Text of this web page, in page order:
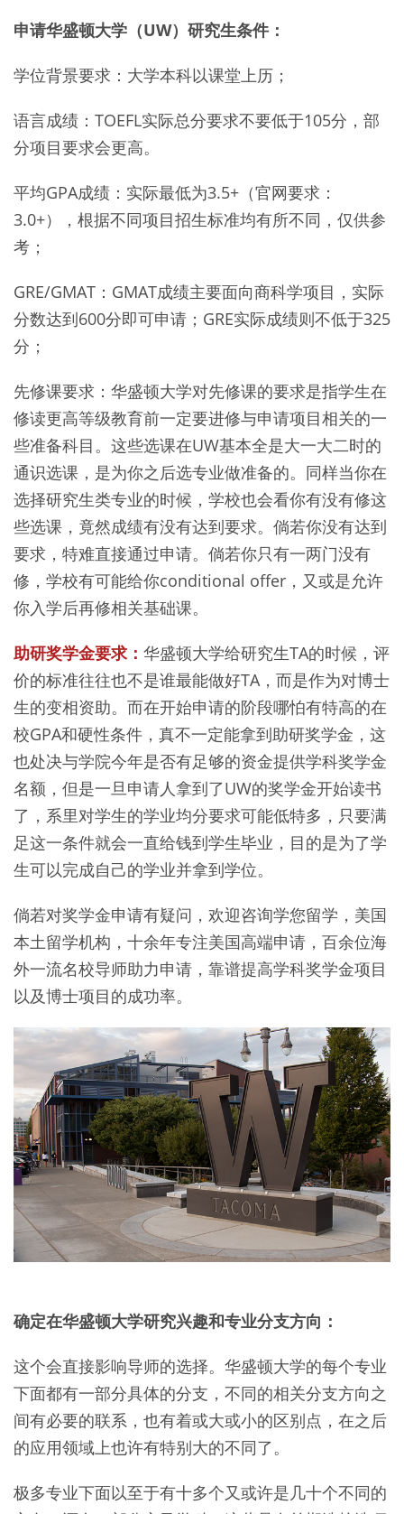
申请华盛顿大学（UW）研究生条件：
学位背景要求：大学本科以课堂上历；
语言成绩：TOEFL实际总分要求不要低于105分，部
分项目要求会更高。
平均GPA成绩：实际最低为3.5+（官网要求：
3.0+），根据不同项目招生标准均有所不同，仅供参
考；
GRE/GMAT：GMAT成绩主要面向商科学项目，实际
分数达到600分即可申请；GRE实际成绩则不低于325
分；
先修课要求：华盛顿大学对先修课的要求是指学生在
修读更高等级教育前一定要进修与申请项目相关的一
些准备科目。这些选课在UW基本全是大一大二时的
通识选课，是为你之后选专业做准备的。同样当你在
选择研究生类专业的时候，学校也会看你有没有修这
些选课，竟然成绩有没有达到要求。倘若你没有达到
要求，特难直接通过申请。倘若你只有一两门没有
修，学校有可能给你conditional offer，又或是允许
你入学后再修相关基础课。
助研奖学金要求： 华盛顿大学给研究生TA的时候，评
价的标准往往也不是谁最能做好TA，而是作为对博士
生的变相资助。而在开始申请的阶段哪怕有特高的在
校GPA和硬性条件，真不一定能拿到助研奖学金，这
也处决与学院今年是否有足够的资金提供学科奖学金
名额，但是一旦申请人拿到了UW的奖学金开始读书
了，系里对学生的学业均分要求可能低特多，只要满
足这一条件就会一直给钱到学生毕业，目的是为了学
生可以完成自己的学业并拿到学位。
倘若对奖学金申请有疑问，欢迎咨询学您留学，美国
本土留学机构，十余年专注美国高端申请，百余位海
外一流名校导师助力申请，靠谱提高学科奖学金项目
以及博士项目的成功率。
确定在华盛顿大学研究兴趣和专业分支方向：
这个会直接影响导师的选择。华盛顿大学的每个专业
下面都有一部分具体的分支，不同的相关分支方向之
间有必要的联系，也有着或大或小的区别点，在之后
的应用领域上也许有特别大的不同了。
极多专业下面以至于有十多个又或许是几十个不同的